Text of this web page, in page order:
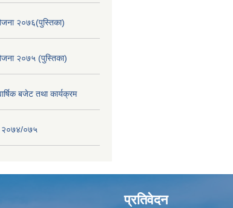
२०७६(पुस्तिका)
२०७५ (पुस्तिका)
बजेट तथा कार्यक्रम
२०७४/०७५
प्रतिवेदन